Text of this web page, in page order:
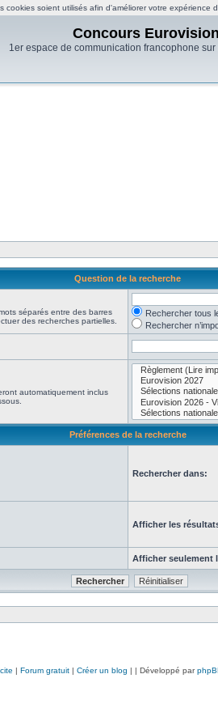
Concours
1er espace de communication francophone
Question de la recherche
séparés entre des barres
des recherches partielles.
Rechercher tous
Rechercher
automatiquement inclus
Préférences de la recherche
Rechercher dans:
Afficher les
Afficher seulement
| Forum gratuit| Créer un blog | | Développé par
soient utilisés afin d'améliorer votre expérience